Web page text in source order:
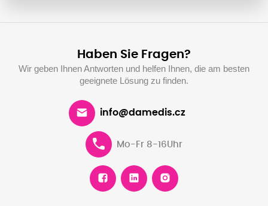
Haben Sie Fragen?
Wir geben Ihnen Antworten und helfen Ihnen, die am besten
geeignete Lösung zu finden.
info@damedis.cz
Mo-Fr 8-16Uhr